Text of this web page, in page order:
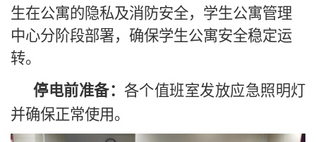
生在公寓的隐私及消防安全，学生公寓管理
中心分阶段部署，确保学生公寓安全稳定运
转。
停电前准备： 各个值班室发放应急照明灯
并确保正常使用。